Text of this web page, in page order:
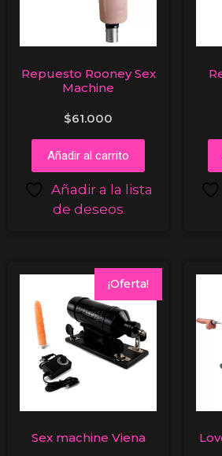
Repuesto Rooney Sex
Machine
$61.000
Añadir al carrito
Añadir a la lista
de deseos
¡Oferta!
Sex machine Viena